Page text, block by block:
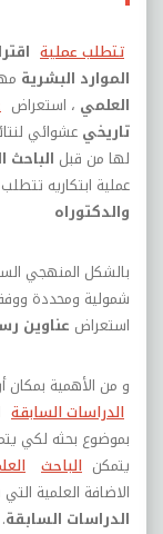
تتطلب عملية
الموارد البشرية
العلمي ، استعراض
تاريخي عشوائي
لها من قبل الباحث
عملية ابتكاريه
والدكتوراه
بالشكل المنهجي
شمولية ومحددة
استعراض عناوين
و من الأهمية بمكان
الدراسات السابقة
بموضوع بحثه لكي
يتمكن الباحث
الاضافة العلمية
الدراسات السابقة.